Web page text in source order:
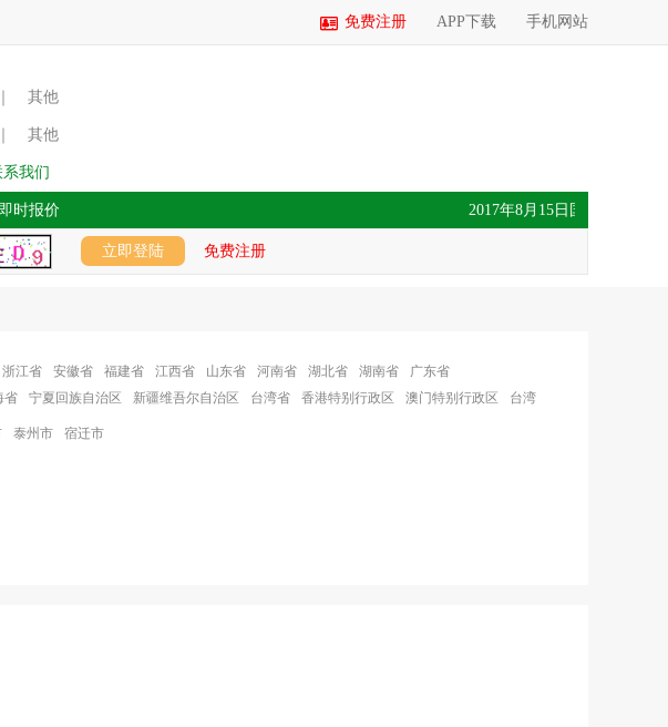
免费注册 APP下载 手机网站
其他
其他
系我们
时报价 2017年8月15日国内玉米价格
免费注册
浙江省 安徽省 福建省 江西省 山东省 河南省 湖北省 湖南省
广东省
省 宁夏回族自治区 新疆维吾尔自治区 台湾省 香港特别行政区 澳门特别行政区 台湾
泰州市 宿迁市